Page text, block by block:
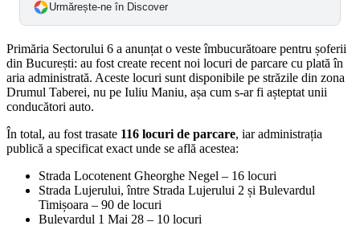
Urmărește-ne în Discover
Primăria Sectorului 6 a anunțat o veste îmbucurătoare pentru șoferii
din București: au fost create recent noi locuri de parcare cu plată în
aria administrată. Aceste locuri sunt disponibile pe străzile din zona
Drumul Taberei, nu pe Iuliu Maniu, așa cum s-ar fi așteptat unii
conducători auto.
În total, au fost trasate 116 locuri de parcare, iar administrația
publică a specificat exact unde se află acestea:
Strada Locotenent Gheorghe Negel – 16 locuri
Strada Lujerului, între Strada Lujerului 2 și Bulevardul
Timișoara – 90 de locuri
Bulevardul 1 Mai 28 – 10 locuri